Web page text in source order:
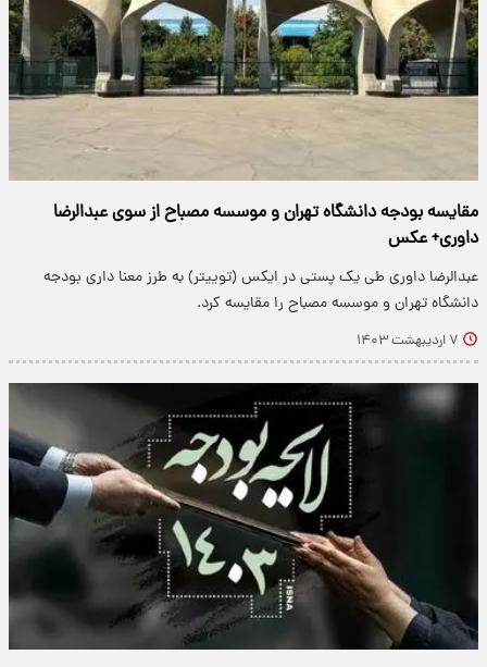
مقایسه بودجه دانشگاه تهران و موسسه مصباح از سوی عبدالرضا
داوری+ عکس
عبدالرضا داوری طی یک پستی در ایکس (توییتر) به طرز معنا داری بودجه
دانشگاه تهران و موسسه مصباح را مقایسه کرد.
۷ اردیبهشت ۱۴۰۳